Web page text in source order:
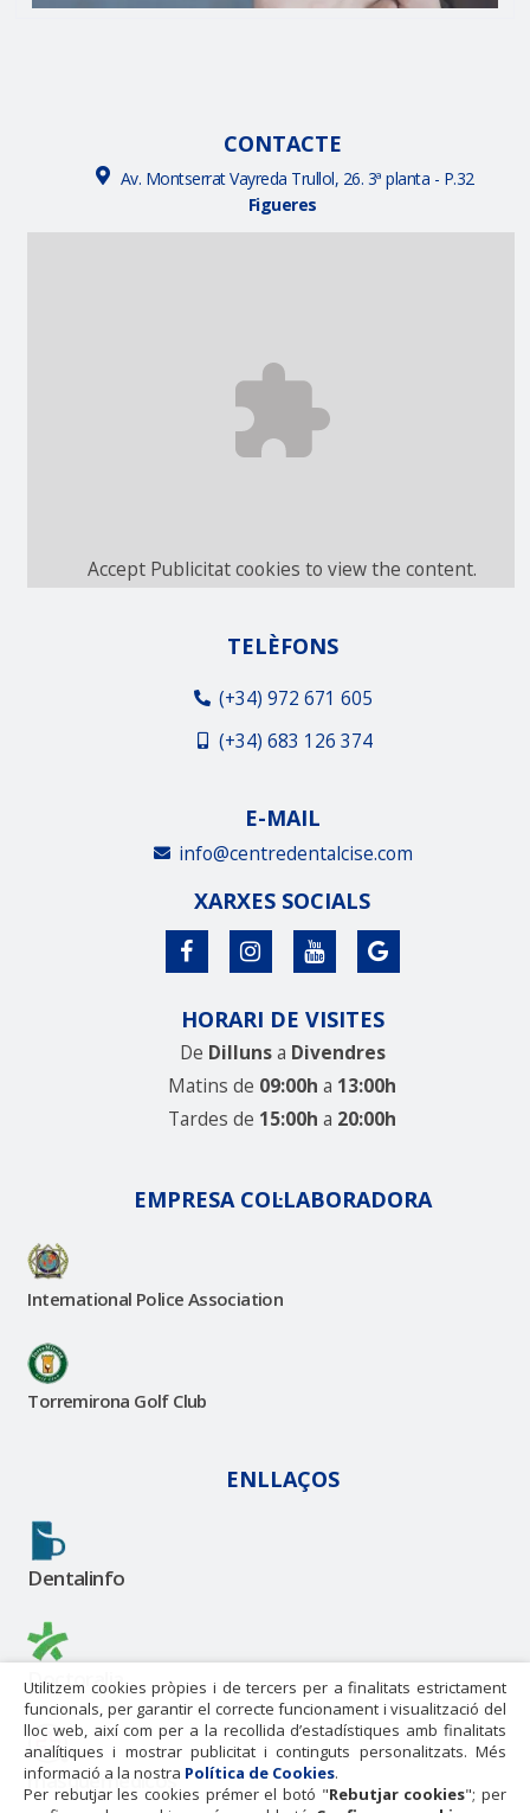
CONTACTE
Av. Montserrat Vayreda Trullol, 26. 3ª planta - P.32
Figueres
Accept Publicitatcookies to view the content.
TELÈFONS
(+34) 972 671 605
(+34) 683 126 374
E-MAIL
info@centredentalcise.com
XARXES SOCIALS
HORARI DE VISITES
De Dillunsa Divendres
Matins de 09:00ha 13:00h
Tardes de 15:00h a 20:00h
EMPRESA COL·LABORADORA
International Police Association
Torremirona Golf Club
ENLLAÇOS
Dentalinfo
Doctoralia
masquemedicos
Utilitzem cookies pròpies i de tercers per a finalitats estrictament
funcionals, per garantir el correcte funcionament i visualització del
lloc web, així com per a la recollida d’estadístiques amb finalitats
analítiques i mostrar publicitat i continguts personalitzats. Més
informació a la nostra Política de Cookies.
Per rebutjar les cookies prémer el botó "Rebutjar cookies"; per